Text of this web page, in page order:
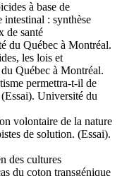
à base de
intestinal : synthèse
de santé
du Québec à Montréal.
les lois et
Québec à Montréal.
permettra-t-il de
Université du
volontaire de la nature
de solution. (Essai).
des cultures
du coton transgénique